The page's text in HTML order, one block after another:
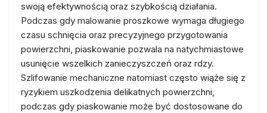
swoją efektywnością oraz szybkością działania.
Podczas gdy malowanie proszkowe wymaga długiego
czasu schnięcia oraz precyzyjnego przygotowania
powierzchni, piaskowanie pozwala na natychmiastowe
usunięcie wszelkich zanieczyszczeń oraz rdzy.
Szlifowanie mechaniczne natomiast często wiąże się z
ryzykiem uszkodzenia delikatnych powierzchni,
podczas gdy piaskowanie może być dostosowane do